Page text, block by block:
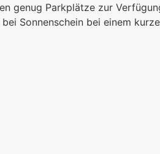
genug Parkplätze zur
Sonnenschein bei einem